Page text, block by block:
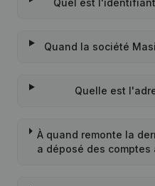
Quel est l'identifiant
Quand la société
Quelle est
À quand remonte la
a déposé des comptes